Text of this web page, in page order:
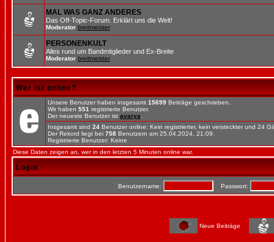
MAL WAS GANZ ANDERES
Das Off-Topic-Forum. Erklärt uns die Welt!
Moderator breitmeister
PERSONENKULT
Alles rund um Bandmitglieder und Ex-Breite
Moderator breitmeister
Wer ist online?
Unsere Benutzer haben insgesamt 15699 Beiträge geschrieben.
Wir haben 551 registrierte Benutzer.
Der neueste Benutzer ist avarya
Insgesamt sind 24 Benutzer online: Kein registrierter, kein versteckter und 24
Der Rekord liegt bei 758 Benutzern am 25.04.2024, 21:09.
Registrierte Benutzer: Keine
Diese Daten zeigen an, wer in den letzten 5 Minuten online war.
Login
Benutzername: Passwort:
Neue Beiträge